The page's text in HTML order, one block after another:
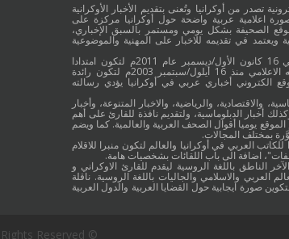
تصدر من أوكرانيا وتُعنى بتقديم الأخبار الأوكرانية
اعلامية عربية واضحة حول أوكرانيا مركزة على
الصحيفة بشكل يومي ومستمر بالسبق الإخباري،
ويعتمد في تقديمه للاخبار على المهنية والموضوعية
وقد جائت انطلاقة "أوكرانيا بالعربية" في 16 كانون الأول/ديسمبر عام 2011م لتكون امتدادا
للموقع العربي الاوكراني والذي بدأ عمله الاعلامي منذ 16 أيلول/سبتمبر 2003م لتكون رائدة
الكتروني أخباري عربي في أوكرانيا يؤدي رسالته
والاقتصادية، والرياضية، والاخبار المتنوعة، وأخبار
أخبار الدبلوماسية، ولتقديم نافذة للقارئ على أهم
يوميا أقوال الصحف العربية والعالمية. كما ويضم
بمختلف المجالات.
للكاتب العربي في أوكرانيا والعالم لتكون منبرا للاقلام
اضافة الى باب اللقائات بشخصيات هامة.
الناطق باللغة الروسية ليقدم للقارئ الاوكراني و
العربي والاسلامي والجاليات باللغة الروسية. ناقلة
صورة ايجابية حول القضايا العربية والدول العربية
© Ukraine in Arabic, 2018. All Rights Reserved.